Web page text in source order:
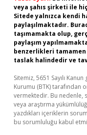
veya şahıs şirketi ile
Sitede yalnızca kendi
paylaşılmaktadır.
taşımamakta olup,
paylaşım
benzerlikleri
taslak halindedir ve
Sitemiz, 5651 Sayılı
Kurumu (BTK) tarafından
vermektedir. Bu nedenle,
veya araştırma
yazdıkları içeriklerin
bu sorumluluğu kabul